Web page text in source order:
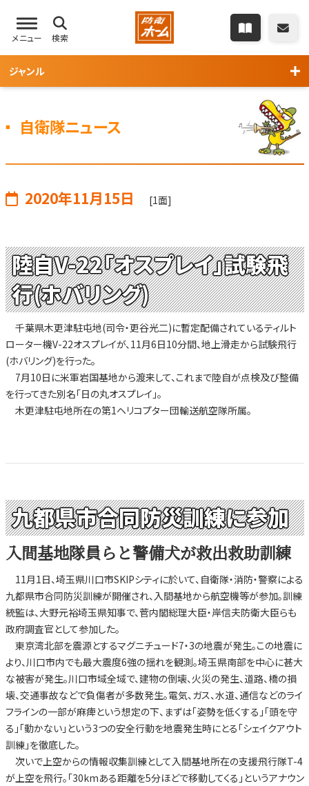
メニュー 検索
ジャンル
自衛隊ニュース
2020年11月15日 [1面]
陸自V-22「オスプレイ」試験飛
行(ホバリング)
千葉県木更津駐屯地(司令・更谷光二)に暫定配備されているティルト
ローター機V-22オスプレイが、11月6日10分間、地上滑走から試験飛行
(ホバリング)を行った。
7月10日に米軍岩国基地から渡来して、これまで陸自が点検及び整備
を行ってきた別名「日の丸オスプレイ」。
木更津駐屯地所在の第1ヘリコプター団輸送航空隊所属。
九都県市合同防災訓練に参加
入間基地隊員らと警備犬が救出救助訓練
11月1日、埼玉県川口市SKIPシティに於いて、自衛隊・消防・警察による
九都県市合同防災訓練が開催され、入間基地から航空機等が参加。訓練
統監は、大野元裕埼玉県知事で、菅内閣総理大臣・岸信夫防衛大臣らも
政府調査官として参加した。
東京湾北部を震源とするマグニチュード7・3の地震が発生。この地震に
より、川口市内でも最大震度6強の揺れを観測。埼玉県南部を中心に甚大
な被害が発生。川口市域全域で、建物の倒壊、火災の発生、道路、橋の損
壊、交通事故などで負傷者が多数発生。電気、ガス、水道、通信などのライ
フラインの一部が麻痺という想定の下、まずは「姿勢を低くする」「頭を守
る」「動かない」という3つの安全行動を地震発生時にとる「シェイクアウト
訓練」を徹底した。
次いで上空からの情報収集訓練として入間基地所在の支援飛行隊T-4
が上空を飛行。「30kmある距離を5分ほどで移動してくる」というアナウン